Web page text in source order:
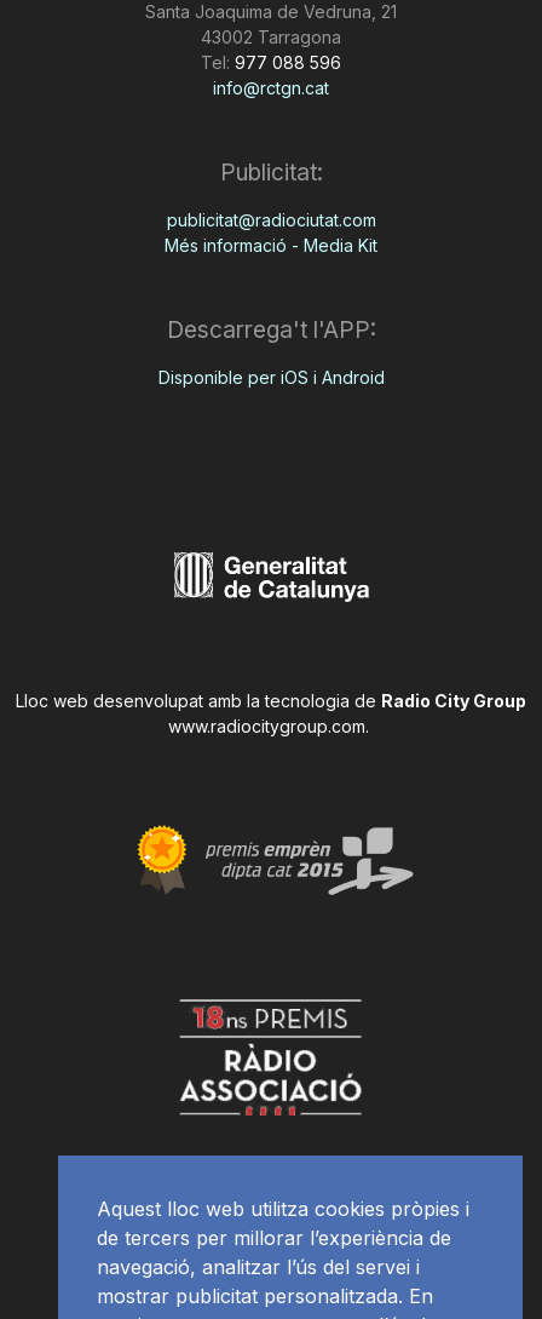
Santa Joaquima de Vedruna, 21
43002 Tarragona
Tel: 977 088 596
info@rctgn.cat
Publicitat:
publicitat@radiociutat.com
Més informació - Media Kit
Descarrega't l'APP:
Disponible per iOS i Android
Lloc web desenvolupat amb la tecnologia de Radio City Group
www.radiocitygroup.com.
Aquest lloc web utilitza cookies pròpies i
de tercers per millorar l’experiència de
navegació, analitzar l’ús del servei i
mostrar publicitat personalitzada. En